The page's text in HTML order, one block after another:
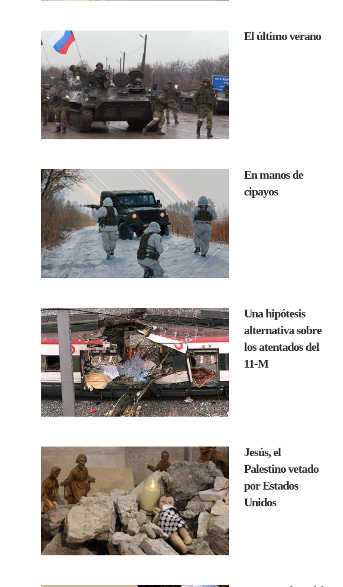
El último verano
En manos de
cipayos
Una hipótesis
alternativa sobre
los atentados del
11-M
Jesús, el
Palestino vetado
por Estados
Unidos